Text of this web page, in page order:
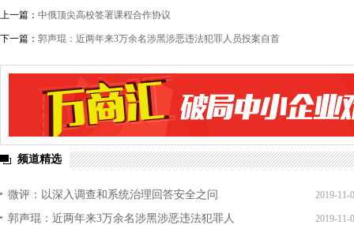
上一篇： 中俄顶尖高校签署课程合作协议
下一篇： 郭声琨：近两年来3万余名涉黑涉恶违法犯罪人员投案自首
频道精选
微评：以深入调查和系统治理回答安全之问 2019-11-
郭声琨：近两年来3万余名涉黑涉恶违法犯罪人 2019-11-